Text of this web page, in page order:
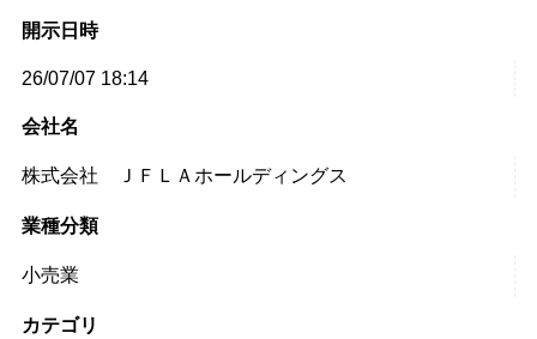
開示日時
26/07/07 18:14
会社名
株式会社 ＪＦＬＡホールディングス
業種分類
小売業
カテゴリ